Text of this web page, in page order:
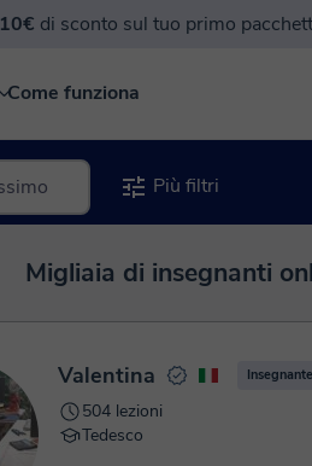
10€ di sconto sul tuo primo
Come funziona
Più filtri
Migliaia di insegnanti
Valentina
504 lezioni
Tedesco